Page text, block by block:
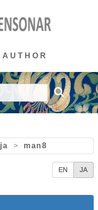
AUTHOR
ja > man8
EN JA